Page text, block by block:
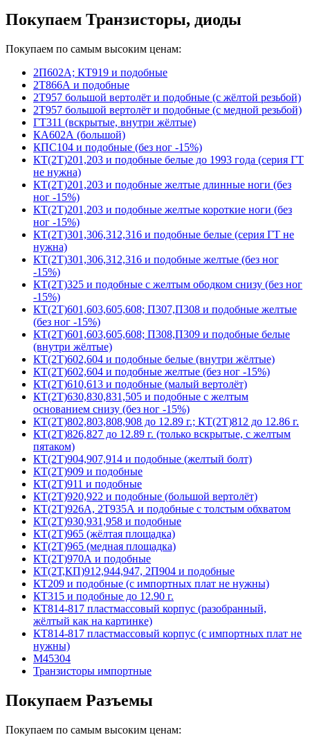
Покупаем Транзисторы, диоды
Покупаем по самым высоким ценам:
2П602А; КТ919 и подобные
2Т866А и подобные
2Т957 большой вертолёт и подобные (с жёлтой резьбой)
2Т957 большой вертолёт и подобные (с медной резьбой)
ГТ311 (вскрытые, внутри жёлтые)
КА602А (большой)
КПС104 и подобные (без ног -15%)
КТ(2Т)201,203 и подобные белые до 1993 года (серия ГТ
не нужна)
КТ(2Т)201,203 и подобные желтые длинные ноги (без
ног -15%)
КТ(2Т)201,203 и подобные желтые короткие ноги (без
ног -15%)
КТ(2Т)301,306,312,316 и подобные белые (серия ГТ не
нужна)
КТ(2Т)301,306,312,316 и подобные желтые (без ног
-15%)
КТ(2Т)325 и подобные с желтым ободком снизу (без ног
-15%)
КТ(2Т)601,603,605,608; П307,П308 и подобные желтые
(без ног -15%)
КТ(2Т)601,603,605,608; П308,П309 и подобные белые
(внутри жёлтые)
КТ(2Т)602,604 и подобные белые (внутри жёлтые)
КТ(2Т)602,604 и подобные желтые (без ног -15%)
КТ(2Т)610,613 и подобные (малый вертолёт)
КТ(2Т)630,830,831,505 и подобные с желтым
основанием снизу (без ног -15%)
КТ(2Т)802,803,808,908 до 12.89 г.; КТ(2Т)812 до 12.86 г.
КТ(2Т)826,827 до 12.89 г. (только вскрытые, с желтым
пятаком)
КТ(2Т)904,907,914 и подобные (желтый болт)
КТ(2Т)909 и подобные
КТ(2Т)911 и подобные
КТ(2Т)920,922 и подобные (большой вертолёт)
КТ(2Т)926А, 2Т935А и подобные с толстым обхватом
КТ(2Т)930,931,958 и подобные
КТ(2Т)965 (жёлтая площадка)
КТ(2Т)965 (медная площадка)
КТ(2Т)970А и подобные
КТ(2Т,КП)912,944,947, 2П904 и подобные
КТ209 и подобные (с импортных плат не нужны)
КТ315 и подобные до 12.90 г.
КТ814-817 пластмассовый корпус (разобранный,
жёлтый как на картинке)
КТ814-817 пластмассовый корпус (с импортных плат не
нужны)
М45304
Транзисторы импортные
Покупаем Разъемы
Покупаем по самым высоким ценам: